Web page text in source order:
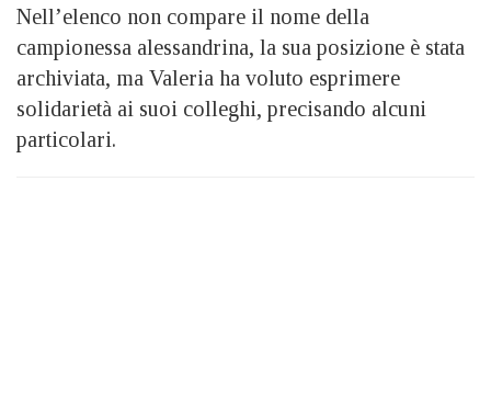
Nell’elenco non compare il nome della
campionessa alessandrina, la sua posizione è stata
archiviata, ma Valeria ha voluto esprimere
solidarietà ai suoi colleghi, precisando alcuni
particolari.